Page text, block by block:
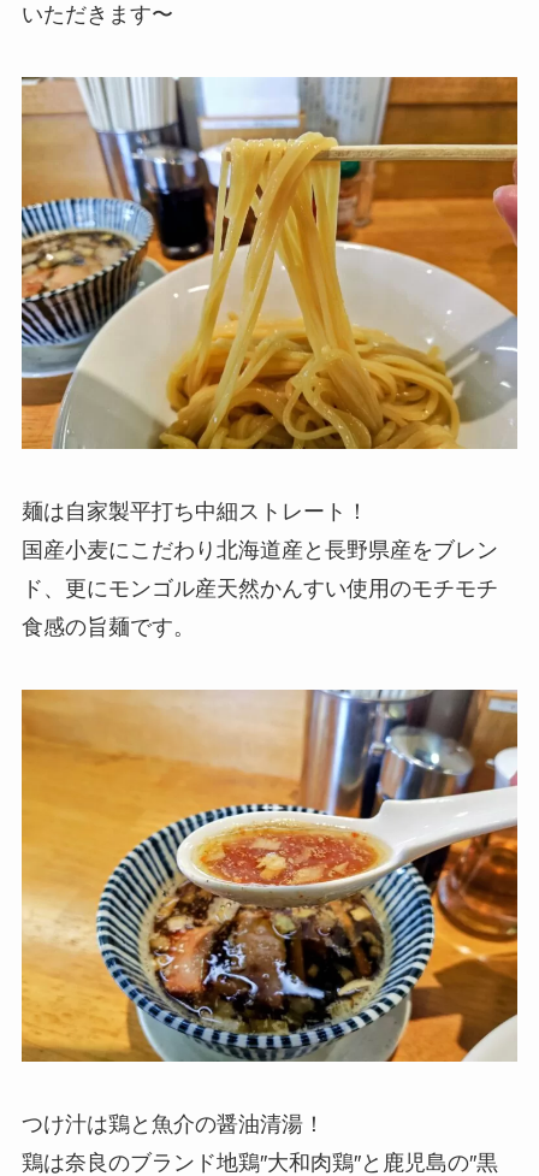
いただきます〜
麺は自家製平打ち中細ストレート！
国産小麦にこだわり北海道産と長野県産をブレン
ド、更にモンゴル産天然かんすい使用のモチモチ
食感の旨麺です。
つけ汁は鶏と魚介の醤油清湯！
鶏は奈良のブランド地鶏″大和肉鶏″と鹿児島の″黒